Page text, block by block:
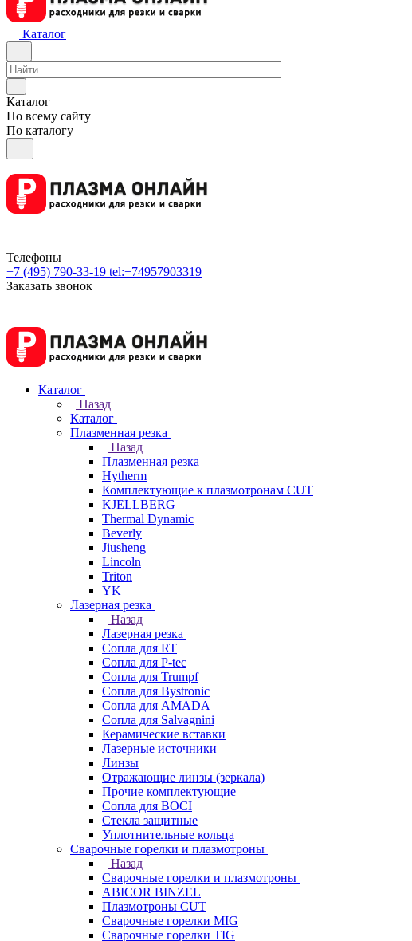
Каталог
Каталог
По всему сайту
По каталогу
Телефоны
+7 (495) 790-33-19 tel:+74957903319
Заказать звонок
Каталог
Назад
Каталог
Плазменная резка
Назад
Плазменная резка
Hytherm
Комплектующие к плазмотронам CUT
KJELLBERG
Thermal Dynamic
Beverly
Jiusheng
Lincoln
Triton
YK
Лазерная резка
Назад
Лазерная резка
Сопла для RT
Сопла для P-tec
Сопла для Trumpf
Сопла для Bystronic
Сопла для AMADA
Сопла для Salvagnini
Керамические вставки
Лазерные источники
Линзы
Отражающие линзы (зеркала)
Прочие комплектующие
Сопла для BOCI
Стекла защитные
Уплотнительные кольца
Сварочные горелки и плазмотроны
Назад
Сварочные горелки и плазмотроны
ABICOR BINZEL
Плазмотроны CUT
Сварочные горелки MIG
Сварочные горелки TIG